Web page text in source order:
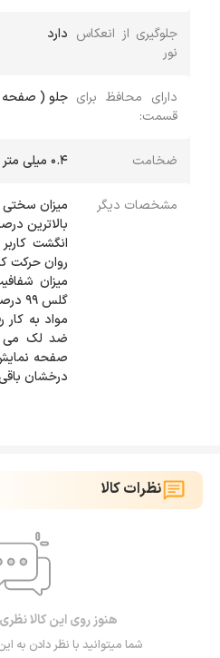
جلوگیری از انعکاس
نور
دارد
دارای محافظ برای
قسمت:
جلو (
ضخامت 0.4 میلی متر
مشخصات دیگر
انگشت
میزان
مواد به
ضد لک می
صفحه
درخشان
نظرات کالا
هنوز روی این کالا
شما میتوانید با نظر دادن به